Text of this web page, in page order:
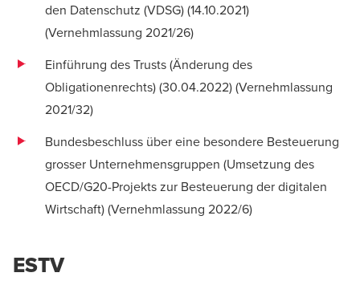
den Datenschutz (VDSG) (14.10.2021)
(Vernehmlassung 2021/26)
Einführung des Trusts (Änderung des
Obligationenrechts) (30.04.2022) (Vernehmlassung
2021/32)
Bundesbeschluss über eine besondere Besteuerung
grosser Unternehmensgruppen (Umsetzung des
OECD/G20-Projekts zur Besteuerung der digitalen
Wirtschaft) (Vernehmlassung 2022/6)
ESTV